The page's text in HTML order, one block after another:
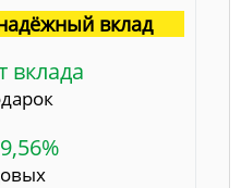
вклад
вклада